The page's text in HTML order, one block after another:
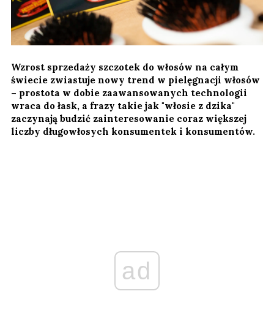
Wzrost sprzedaży szczotek do włosów na całym
świecie zwiastuje nowy trend w pielęgnacji włosów
– prostota w dobie zaawansowanych technologii
wraca do łask, a frazy takie jak "włosie z dzika"
zaczynają budzić zainteresowanie coraz większej
liczby długowłosych konsumentek i konsumentów.
ad